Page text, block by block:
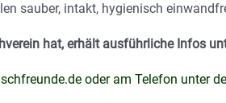
sauber, intakt, hygienisch
hat, erhält ausführliche Infos
oder am Telefon unter